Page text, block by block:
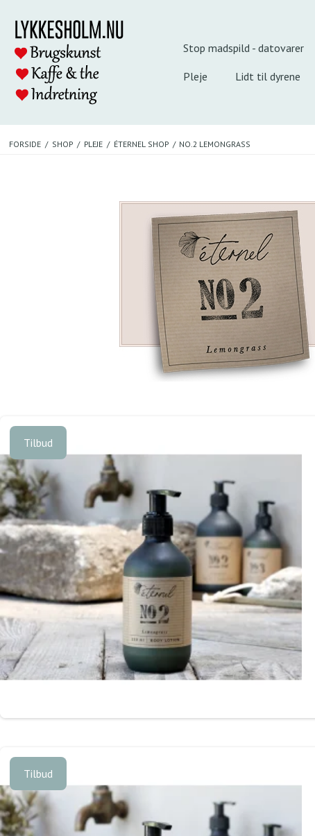
Stop madspild - datovarer
Pleje Lidt til dyrene
FORSIDE / SHOP / PLEJE / ÉTERNEL SHOP / NO.2 LEMONGRASS
Tilbud
Tilbud